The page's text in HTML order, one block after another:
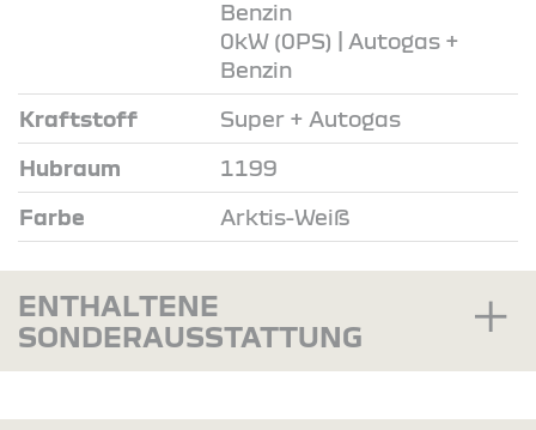
Benzin
0kW (0PS) | Autogas +
Benzin
Kraftstoff Super + Autogas
Hubraum 1199
Farbe Arktis-Weiß
ENTHALTENE
SONDERAUSSTATTUNG